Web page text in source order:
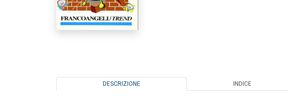
DESCRIZIONE INDICE